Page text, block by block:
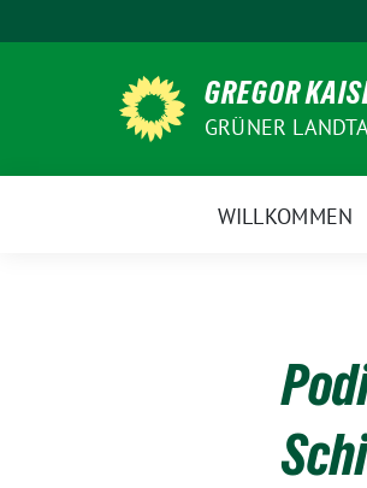
zum
GREGOR
GRÜNER
WILLKOMMEN